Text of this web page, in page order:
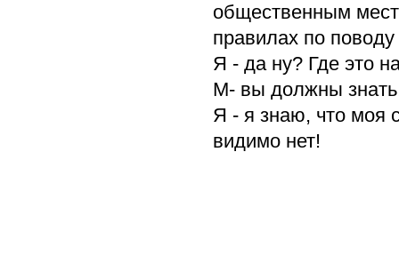
общественным
правилах по
Я - да ну? Где это
М- вы должны
Я - я знаю, что моя
видимо нет!